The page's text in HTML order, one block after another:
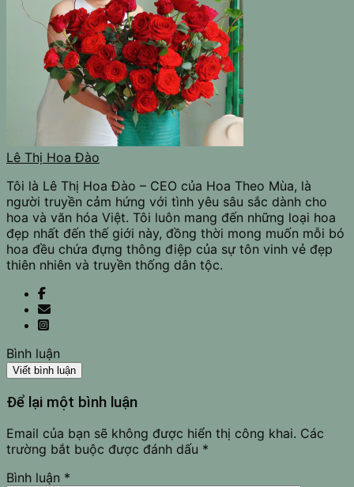
Lê Thị Hoa Đào
Tôi là Lê Thị Hoa Đào – CEO của Hoa Theo Mùa, là
người truyền cảm hứng với tình yêu sâu sắc dành cho
hoa và văn hóa Việt. Tôi luôn mang đến những loại hoa
đẹp nhất đến thế giới này, đồng thời mong muốn mỗi bó
hoa đều chứa đựng thông điệp của sự tôn vinh vẻ đẹp
thiên nhiên và truyền thống dân tộc.
Bình luận
Viết bình luận
Để lại một bình luận
Email của bạn sẽ không được hiển thị công khai. Các
trường bắt buộc được đánh dấu *
Bình luận *